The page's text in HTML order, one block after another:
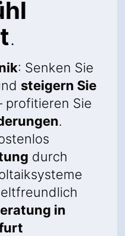
.
: Senken Sie
steigern Sie
profitieren Sie
.
durch
in